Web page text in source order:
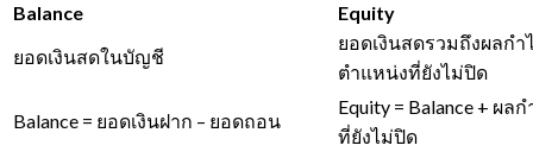
Balance
Equity
ยอดเงินสดในบัญชี
ยอดเงินสดรวมถึงผลก
ตำแหน่งที่ยังไม่ปิด
Balance = ยอดเงินฝาก – ยอดถอน
Equity = Balance + ผ
ที่ยังไม่ปิด